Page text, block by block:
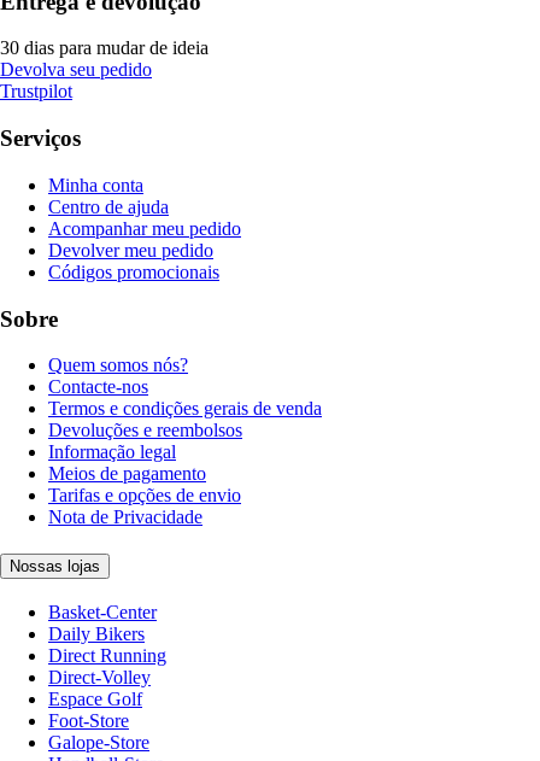
30 dias para mudar de ideia
Devolva seu pedido
Trustpilot
Serviços
Minha conta
Centro de ajuda
Acompanhar meu pedido
Devolver meu pedido
Códigos promocionais
Sobre
Quem somos nós?
Contacte-nos
Termos e condições gerais de venda
Devoluções e reembolsos
Informação legal
Meios de pagamento
Tarifas e opções de envio
Nota de Privacidade
Nossas lojas
Basket-Center
Daily Bikers
Direct Running
Direct-Volley
Espace Golf
Foot-Store
Galope-Store